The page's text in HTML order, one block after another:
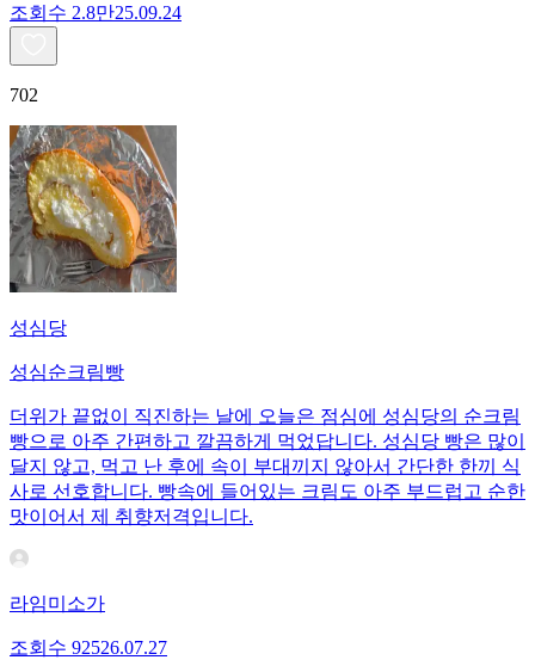
조회수 2.8만25.09.24
702
성심당
성심순크림빵
더위가 끝없이 직진하는 날에 오늘은 점심에 성심당의 순크림
빵으로 아주 간편하고 깔끔하게 먹었답니다. 성심당 빵은 많이
달지 않고, 먹고 난 후에 속이 부대끼지 않아서 간단한 한끼 식
사로 선호합니다. 빵속에 들어있는 크림도 아주 부드럽고 순한
맛이어서 제 취향저격입니다.
라임미소가
조회수 92526.07.27